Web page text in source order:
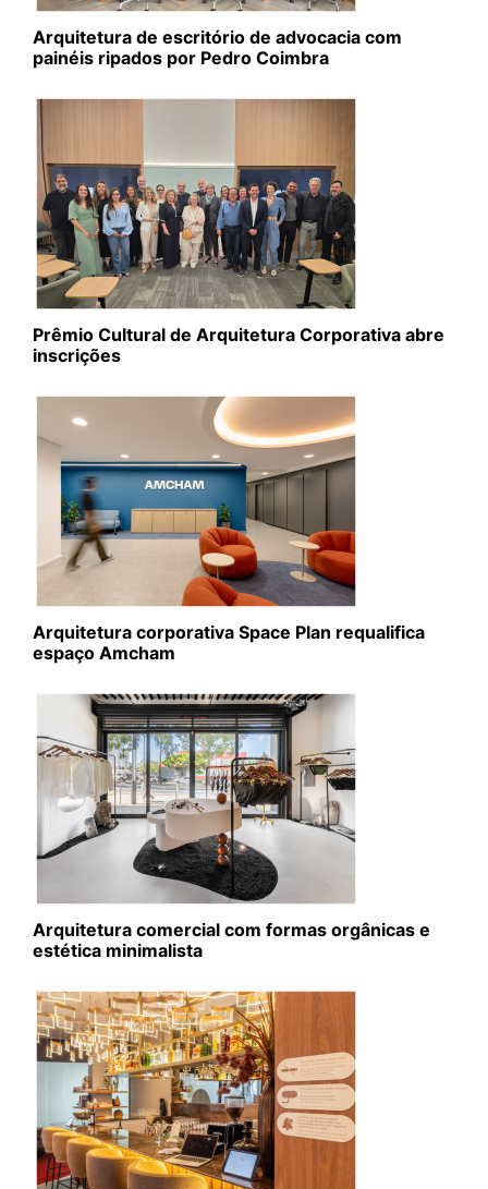
Arquitetura de escritório de advocacia com
painéis ripados por Pedro Coimbra
Prêmio Cultural de Arquitetura Corporativa abre
inscrições
Arquitetura corporativa Space Plan requalifica
espaço Amcham
Arquitetura comercial com formas orgânicas e
estética minimalista